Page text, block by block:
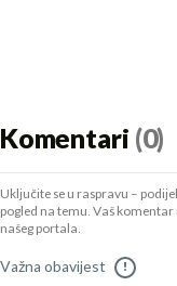
Komentari (0)
Uključite se u raspravu –
pogled na temu. Vaš
našeg portala.
Važna obavijest !